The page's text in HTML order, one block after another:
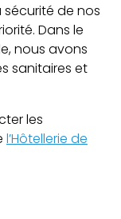
de nos
Dans le
nous avons
sanitaires et
les
l’Hôtellerie de